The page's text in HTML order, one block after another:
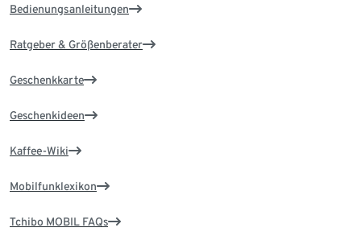
Bedienungsanleitungen
Ratgeber & Größenberater
Geschenkkarte
Geschenkideen
Kaffee-Wiki
Mobilfunklexikon
Tchibo MOBIL FAQs